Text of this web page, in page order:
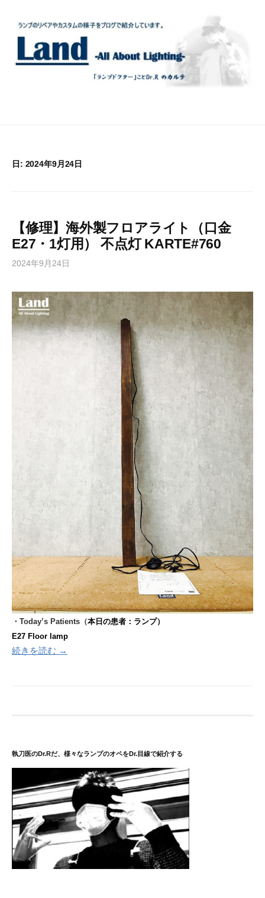
日: 2024年9月24日
【修理】海外製フロアライト（口金
E27・1灯用） 不点灯 KARTE#760
2024年9月24日
・Today’s Patients（本日の患者：ランプ）
E27 Floor lamp
続きを読む →
執刀医のDr.Rだ、様々なランプのオペをDr.目線で紹介する